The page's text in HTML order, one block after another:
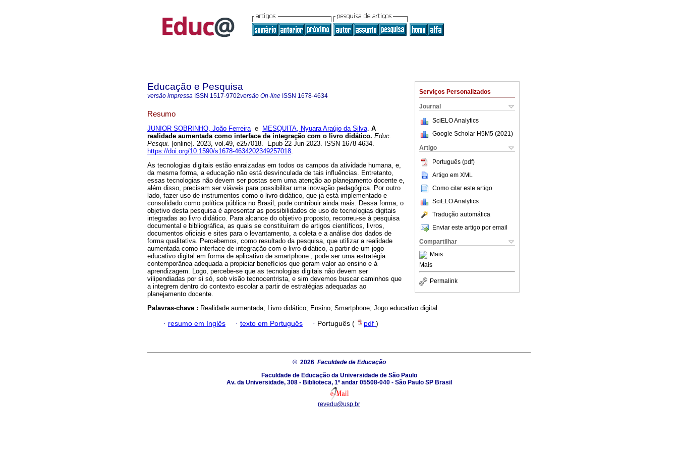
Serviços Personalizados
Journal
SciELO Analytics
Google Scholar H5M5 (2021 )
Artigo
Português (pdf)
Artigo em XML
Como citar este artigo
SciELO Analytics
Tradução automática
Enviar este artigo por email
Compartilhar
Mais
Mais
Permalink
Educação e Pesquisa
versão impressa ISSN 1517-9702versão On-line ISSN 1678-4634
Resumo
JUNIOR SOBRINHO, João Ferreirae MESQUITA, Nyuara Araújo da Silva. A
realidade aumentada como interface de integração com o livro didático. Educ.
Pesqui. [online]. 2023, vol.49, e257018. Epub 22-Jun-2023. ISSN 1678-4634.
https://doi.org/10.1590/s1678-4634202349257018.
As tecnologias digitais estão enraizadas em todos os campos da atividade humana, e,
da mesma forma, a educação não está desvinculada de tais influências. Entretanto,
essas tecnologias não devem ser postas sem uma atenção ao planejamento docente e,
além disso, precisam ser viáveis para possibilitar uma inovação pedagógica. Por outro
lado, fazer uso de instrumentos como o livro didático, que já está implementado e
consolidado como política pública no Brasil, pode contribuir ainda mais. Dessa forma, o
objetivo desta pesquisa é apresentar as possibilidades de uso de tecnologias digitais
integradas ao livro didático. Para alcance do objetivo proposto, recorreu-se à pesquisa
documental e bibliográfica, as quais se constituíram de artigos científicos, livros,
documentos oficiais e sites para o levantamento, a coleta e a análise dos dados de
forma qualitativa. Percebemos, como resultado da pesquisa, que utilizar a realidade
aumentada como interface de integração com o livro didático, a partir de um jogo
educativo digital em forma de aplicativo de smartphone , pode ser uma estratégia
contemporânea adequada a propiciar benefícios que geram valor ao ensino e à
aprendizagem. Logo, percebe-se que as tecnologias digitais não devem ser
vilipendiadas por si só, sob visão tecnocentrista, e sim devemos buscar caminhos que
a integrem dentro do contexto escolar a partir de estratégias adequadas ao
planejamento docente.
Palavras-chave : Realidade aumentada; Livro didático; Ensino; Smartphone; Jogo educativo digital.
· resumo em Inglês · texto em Português · Português ( pdf )
© 2026 Faculdade de Educação
Faculdade de Educação da Universidade de São Paulo
Av. da Universidade, 308 - Biblioteca, 1º andar 05508-040 - São Paulo SP Brasil
revedu@usp.br